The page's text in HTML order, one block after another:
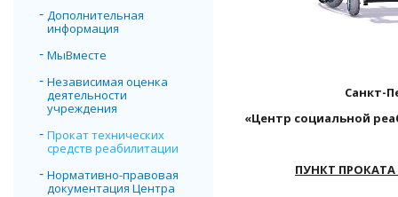
Дополнительная
информация
МыВместе
Независимая оценка
деятельности
учреждения
Прокат технических
средств реабилитации
Нормативно-правовая
документация Центра
Санкт-
«Центр социальной
ПУНКТ